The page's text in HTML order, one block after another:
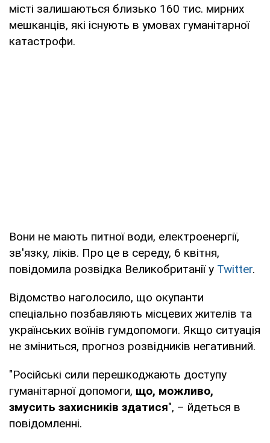
місті залишаються близько 160 тис. мирних
мешканців, які існують в умовах гуманітарної
катастрофи.
Вони не мають питної води, електроенергії,
зв'язку, ліків. Про це в середу, 6 квітня,
повідомила розвідка Великобританії у Twitter.
Відомство наголосило, що окупанти
спеціально позбавляють місцевих жителів та
українських воїнів гумдопомоги. Якщо ситуація
не зміниться, прогноз розвідників негативний.
"Російські сили перешкоджають доступу
гуманітарної допомоги, що, можливо,
змусить захисників здатися", – йдеться в
повідомленні.